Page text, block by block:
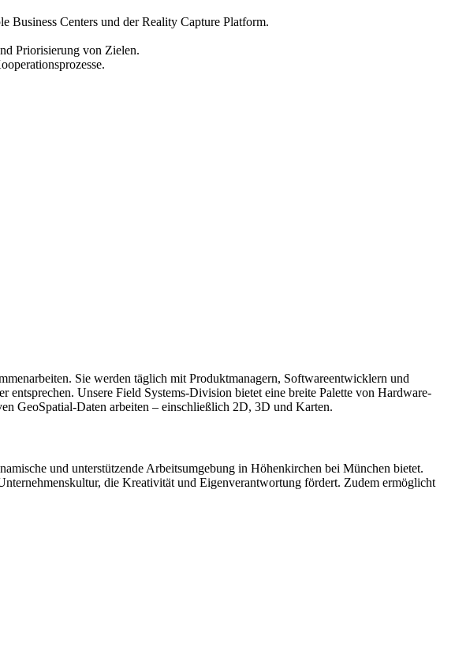
Centers und der Reality Capture Platform.
Priorisierung von Zielen.
Sie werden täglich mit Produktmanagern, Softwareentwicklern und
entsprechen. Unsere Field Systems-Division bietet eine breite Palette von Hardware-
GeoSpatial-Daten arbeiten – einschließlich 2D, 3D und Karten.
und unterstützende Arbeitsumgebung in Höhenkirchen bei München bietet.
die Kreativität und Eigenverantwortung fördert. Zudem ermöglicht